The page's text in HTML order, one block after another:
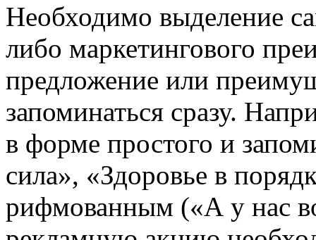
Необходимо выделение
либо маркетингового
предложение или
запоминаться сразу.
в форме простого и
сила», «Здоровье в
рифмованным («А у нас